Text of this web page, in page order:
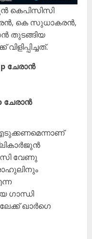
കെപിസിസി
കെ സുധാകരൻ,
തുടങ്ങിയ
ചേരാൻ
ചേരാൻ
സി വേണു​
​ഗാന്ധി
ഖാർ​ഗെ